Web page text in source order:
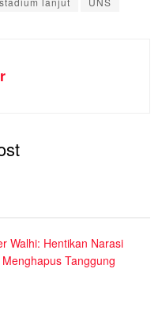
Walhi: Hentikan Narasi
Tanggung